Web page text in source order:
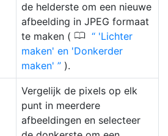
de helderste om een nieuwe
afbeelding in JPEG formaat
te maken ( 0
'Lichter
maken' en 'Donkerder
maken'
).
Vergelijk de pixels op elk
punt in meerdere
afbeeldingen en selecteer